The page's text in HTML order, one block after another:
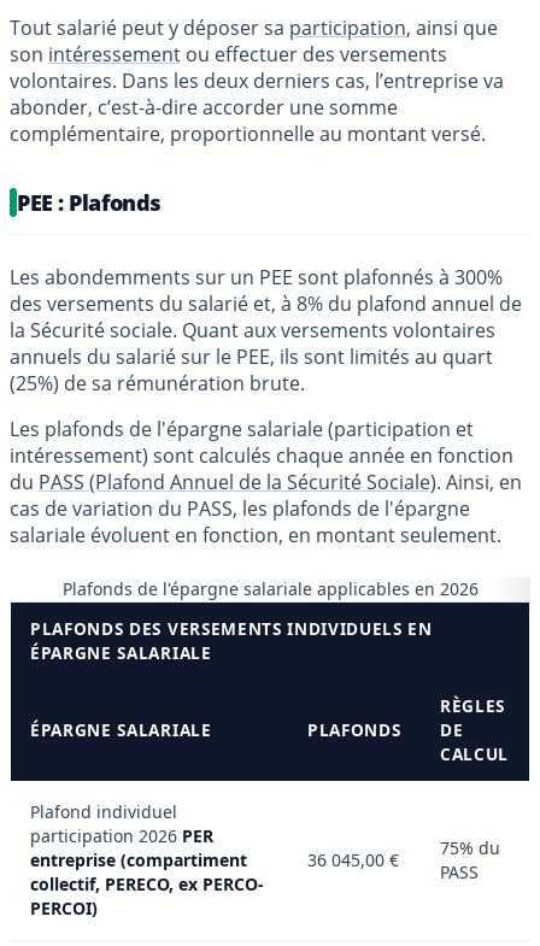
Tout salarié peut y déposer sa participation, ainsi que
son intéressement ou effectuer des versements
volontaires. Dans les deux derniers cas, l’entreprise va
abonder, c’est-à-dire accorder une somme
complémentaire, proportionnelle au montant versé.
PEE : Plafonds
Les abondemments sur un PEE sont plafonnés à 300%
des versements du salarié et, à 8% du plafond annuel de
la Sécurité sociale. Quant aux versements volontaires
annuels du salarié sur le PEE, ils sont limités au quart
(25%) de sa rémunération brute.
Les plafonds de l'épargne salariale (participation et
intéressement) sont calculés chaque année en fonction
du PASS (Plafond Annuel de la Sécurité Sociale). Ainsi, en
cas de variation du PASS, les plafonds de l'épargne
salariale évoluent en fonction, en montant seulement.
Plafonds de l'épargne salariale applicables en 2026
PLAFONDS DES VERSEMENTS INDIVIDUELS EN
ÉPARGNE SALARIALE
ÉPARGNE SALARIALE PLAFONDS
RÈGLES
DE
CALCUL
Plafond individuel
participation 2026 PER
entreprise (compartiment
collectif, PERECO, ex PERCO-
PERCOI)
36 045,00 €
75% du
PASS